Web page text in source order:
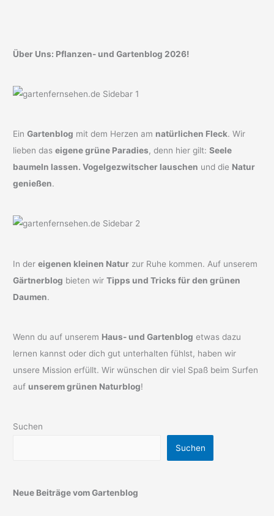
Über Uns: Pflanzen- und Gartenblog 2026!
EinGartenblog mit dem Herzen am natürlichen Fleck. Wir
lieben daseigene grüne Paradies, denn hier gilt:Seele
baumeln lassen. Vogelgezwitscher lauschen und die Natur
genießen.
In dereigenen kleinen Natur zur Ruhe kommen. Auf unserem
Gärtnerblog bieten wirTipps und Tricks für den grünen
Daumen.
Wenn du auf unserem Haus- und Gartenblog etwas dazu
lernen kannst oder dich gut unterhalten fühlst, haben wir
unsere Mission erfüllt. Wir wünschen dir viel Spaß beim Surfen
auf unserem grünen Naturblog!
Suchen
Suchen
Neue Beiträge vom Gartenblog